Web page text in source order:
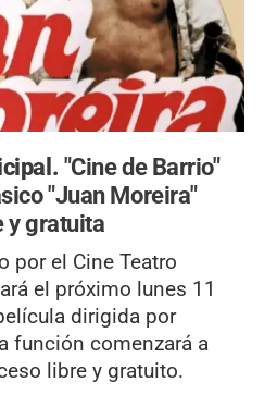
"Cine de Barrio"
"Juan Moreira"
y gratuita
por el Cine Teatro
el próximo lunes 11
dirigida por
función comenzará a
libre y gratuito.